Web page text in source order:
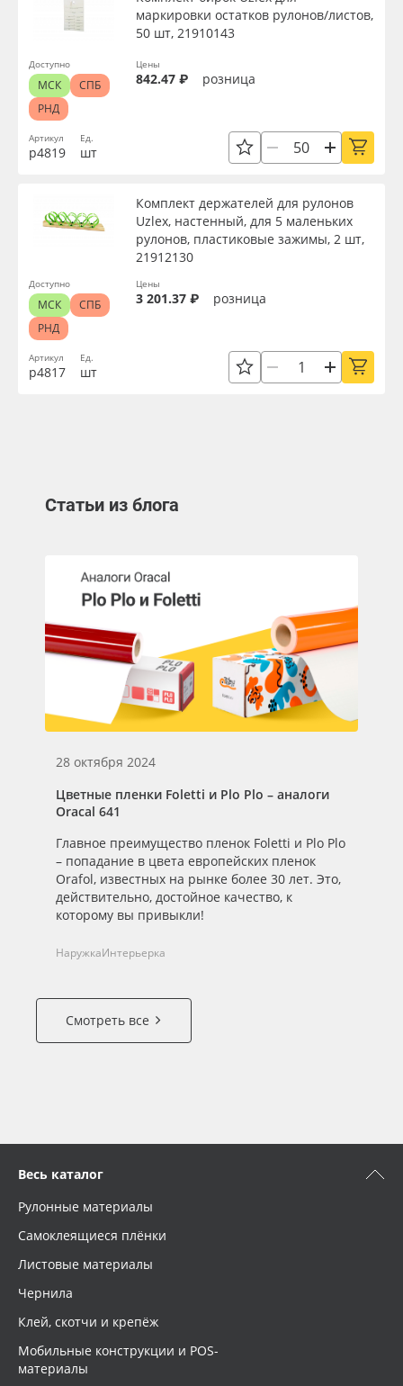
Артикул
р4819
маркировки остатков рулонов/листов,
50 шт, 21910143
Ед.
шт
Цены
842.47 ₽ розница
Доступно
МСК
СПБ
РНД
Артикул
р4817
Комплект держателей для рулонов
Uzlex, настенный, для 5 маленьких
рулонов, пластиковые зажимы, 2 шт,
21912130
Ед.
шт
Цены
3 201.37 ₽ розница
Доступно
МСК
СПБ
РНД
Статьи из блога
28 октября 2024
Цветные пленки Foletti и Plo Plo – аналоги
Oracal 641
Главное преимущество пленок Foletti и Plo Plo
– попадание в цвета европейских пленок
Orafol, известных на рынке более 30 лет. Это,
действительно, достойное качество, к
которому вы привыкли!
НаружкаИнтерьерка
Смотреть все
Весь каталог
Рулонные материалы
Самоклеящиеся плёнки
Листовые материалы
Чернила
Клей, скотчи и крепёж
Мобильные конструкции и POS-
материалы